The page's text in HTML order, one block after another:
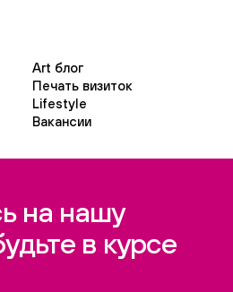
Art блог
Печать визиток
Lifestyle
Вакансии
на нашу
в курсе